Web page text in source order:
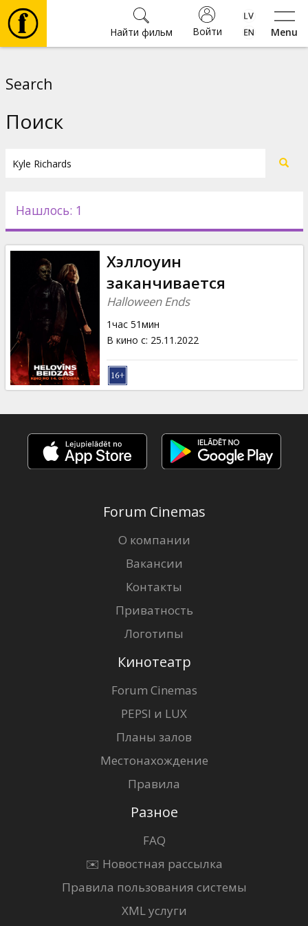
Menu
Войти
Найти фильм
Новости
Подарки
Кинозакуски
B2B
Клуб
Search
Поиск
Нашлось: 1
Хэллоуин
заканчивается
Halloween Ends
1час 51мин
В кино с: 25.11.2022
Forum Cinemas
О компании
Вакансии
Контакты
Приватность
Логотипы
Кинотеатр
Forum Cinemas
PEPSI и LUX
Планы залов
Местонахождение
Правила
Разное
FAQ
✉️ Новостная рассылка
Правила пользования системы
XML услуги